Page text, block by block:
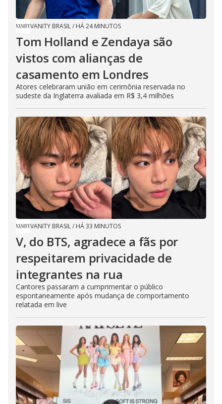
VANITY BRASIL/ HÁ 24 MINUTOS
Tom Holland e Zendaya são
vistos com alianças de
casamento em Londres
Atores celebraram união em cerimônia reservada no
sudeste da Inglaterra avaliada em R$ 3,4 milhões
VANITY BRASIL/ HÁ 33 MINUTOS
V, do BTS, agradece a fãs por
respeitarem privacidade de
integrantes na rua
Cantores passaram a cumprimentar o público
espontaneamente após mudança de comportamento
relatada em live